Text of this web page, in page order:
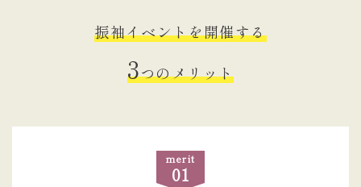
振袖イベントを開催する
3つのメリット
merit
01